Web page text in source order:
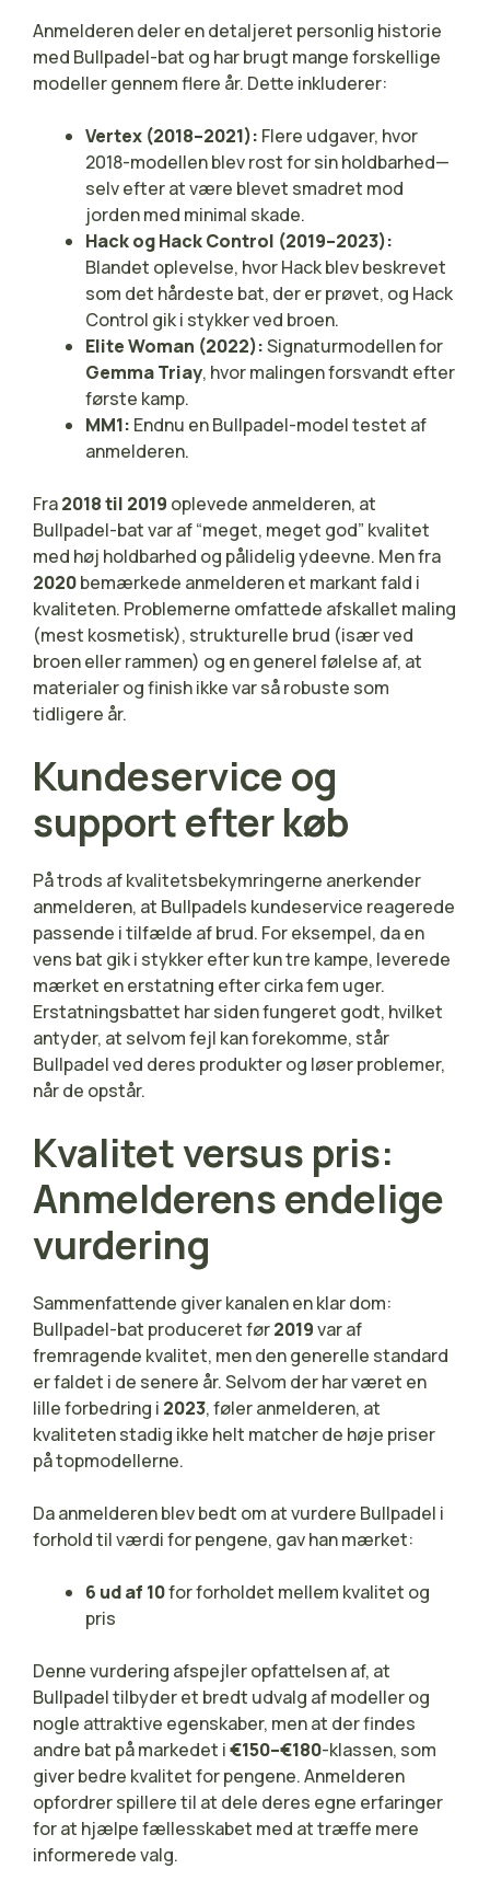
Anmelderen deler en detaljeret personlig historie
med Bullpadel-bat og har brugt mange forskellige
modeller gennem flere år. Dette inkluderer:
Vertex (2018–2021): Flere udgaver, hvor
2018-modellen blev rost for sin holdbarhed—
selv efter at være blevet smadret mod
jorden med minimal skade.
Hack og Hack Control (2019–2023):
Blandet oplevelse, hvor Hack blev beskrevet
som det hårdeste bat, der er prøvet, og Hack
Control gik i stykker ved broen.
Elite Woman (2022):Signaturmodellen for
Gemma Triay, hvor malingen forsvandt efter
første kamp.
MM1: Endnu en Bullpadel-model testet af
anmelderen.
Fra2018 til 2019 oplevede anmelderen, at
Bullpadel-bat var af “meget, meget god” kvalitet
med høj holdbarhed og pålidelig ydeevne. Men fra
2020bemærkede anmelderen et markant fald i
kvaliteten. Problemerne omfattede afskallet maling
(mest kosmetisk), strukturelle brud (især ved
broen eller rammen) og en generel følelse af, at
materialer og finish ikke var så robuste som
tidligere år.
Kundeservice og
support efter køb
På trods af kvalitetsbekymringerne anerkender
anmelderen, at Bullpadels kundeservice reagerede
passende i tilfælde af brud. For eksempel, da en
vens bat gik i stykker efter kun tre kampe, leverede
mærket en erstatning efter cirka fem uger.
Erstatningsbattet har siden fungeret godt, hvilket
antyder, at selvom fejl kan forekomme, står
Bullpadel ved deres produkter og løser problemer,
når de opstår.
Kvalitet versus pris:
Anmelderens endelige
vurdering
Sammenfattende giver kanalen en klar dom:
Bullpadel-bat produceret før2019var af
fremragende kvalitet, men den generelle standard
er faldet i de senere år. Selvom der har været en
lille forbedring i 2023, føler anmelderen, at
kvaliteten stadig ikke helt matcher de høje priser
på topmodellerne.
Da anmelderen blev bedt om at vurdere Bullpadel i
forhold til værdi for pengene, gav han mærket:
6 ud af 10for forholdet mellem kvalitet og
pris
Denne vurdering afspejler opfattelsen af, at
Bullpadel tilbyder et bredt udvalg af modeller og
nogle attraktive egenskaber, men at der findes
andre bat på markedet i€150–€180-klassen, som
giver bedre kvalitet for pengene. Anmelderen
opfordrer spillere til at dele deres egne erfaringer
for at hjælpe fællesskabet med at træffe mere
informerede valg.